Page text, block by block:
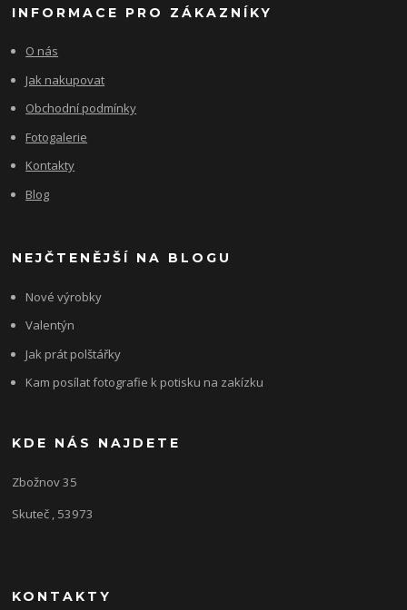
INFORMACE PRO ZÁKAZNÍKY
O nás
Jak nakupovat
Obchodní podmínky
Fotogalerie
Kontakty
Blog
NEJČTENĚJŠÍ NA BLOGU
Nové výrobky
Valentýn
Jak prát polštářky
Kam posílat fotografie k potisku na zakízku
KDE NÁS NAJDETE
Zbožnov 35
Skuteč , 53973
KONTAKTY